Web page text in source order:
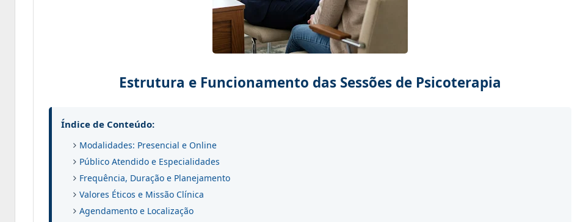
Estrutura e Funcionamento das Sessões de Psicoterapia
Índice de Conteúdo:
Modalidades: Presencial e Online
Público Atendido e Especialidades
Frequência, Duração e Planejamento
Valores Éticos e Missão Clínica
Agendamento e Localização